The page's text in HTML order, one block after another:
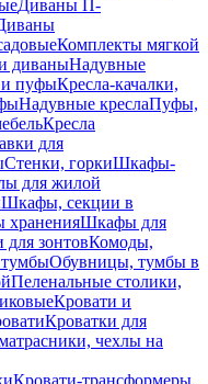
Диваны П-
Комплекты мягкой
диваныНадувные
и пуфыКресла-качалки,
Надувные креслаПуфы,
Кресла
для
Стенки, горкиШкафы-
для жилой
Шкафы, секции в
храненияШкафы для
зонтовКомоды,
Обувницы, тумбы в
Пеленальные столики,
Кровати и
Кроватки для
чехлы на
Кровати-трансформеры,